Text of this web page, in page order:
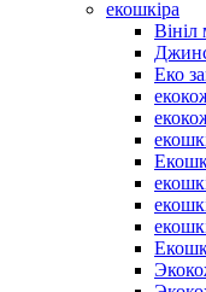
екошкіра
Вініл
Еко